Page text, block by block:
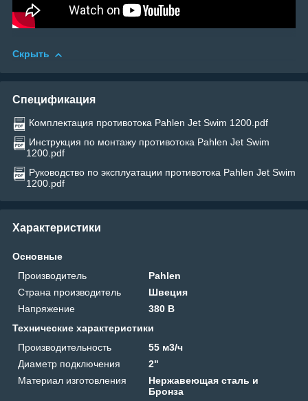
Скрыть
Спецификация
Комплектация противотока Pahlen Jet Swim 1200.pdf
Инструкция по монтажу противотока Pahlen Jet Swim
1200.pdf
Руководство по эксплуатации противотока Pahlen Jet Swim
1200.pdf
Характеристики
Основные
Производитель
Pahlen
Страна производитель
Швеция
Напряжение
380 В
Технические характеристики
Производительность
55 м3/ч
Диаметр подключения
2"
Материал изготовления
Нержавеющая сталь и
Бронза